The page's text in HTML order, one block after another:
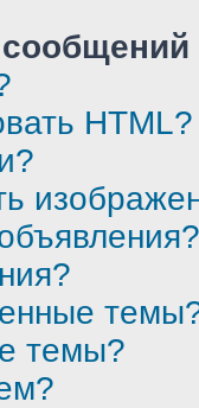
HTML?
темы?